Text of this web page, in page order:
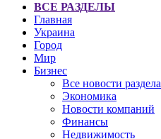
ВСЕ РАЗДЕЛЫ
Главная
Украина
Город
Мир
Бизнес
Все новости раздела
Экономика
Новости компаний
Финансы
Недвижимость